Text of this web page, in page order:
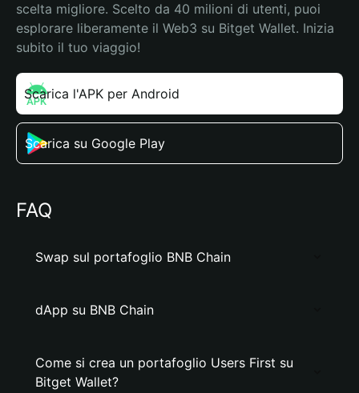
scelta migliore. Scelto da 40 milioni di utenti, puoi
esplorare liberamente il Web3 su Bitget Wallet. Inizia
subito il tuo viaggio!
Scarica l'APK per Android
Scarica su Google Play
FAQ
Swap sul portafoglio BNB Chain
dApp su BNB Chain
Come si crea un portafoglio Users First su
Bitget Wallet?